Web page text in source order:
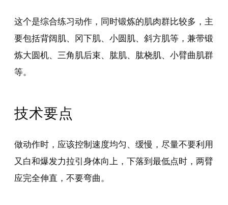
这个是综合练习动作，同时锻炼的肌肉群比较多，主
要包括背阔肌、冈下肌、小圆肌、斜方肌等，兼带锻
炼大圆机、三角肌后束、肱肌、肱桡肌、小臂曲肌群
等。
技术要点
做动作时，应该控制速度均匀、缓慢，尽量不要利用
又白和爆发力拉引身体向上，下落到最低点时，两臂
应完全伸直，不要弯曲。